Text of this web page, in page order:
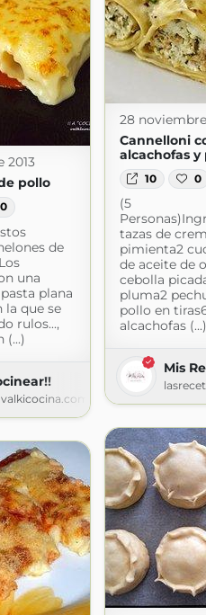
28
Cannelloni
alcachofas y
10 0
(5
tazas de
pimienta2
de aceite de
cebolla
pluma2
pollo en
alcachofas (...)
Mis
2013
pollo
0
de
una
plana
la que se
rulos...,
(...)